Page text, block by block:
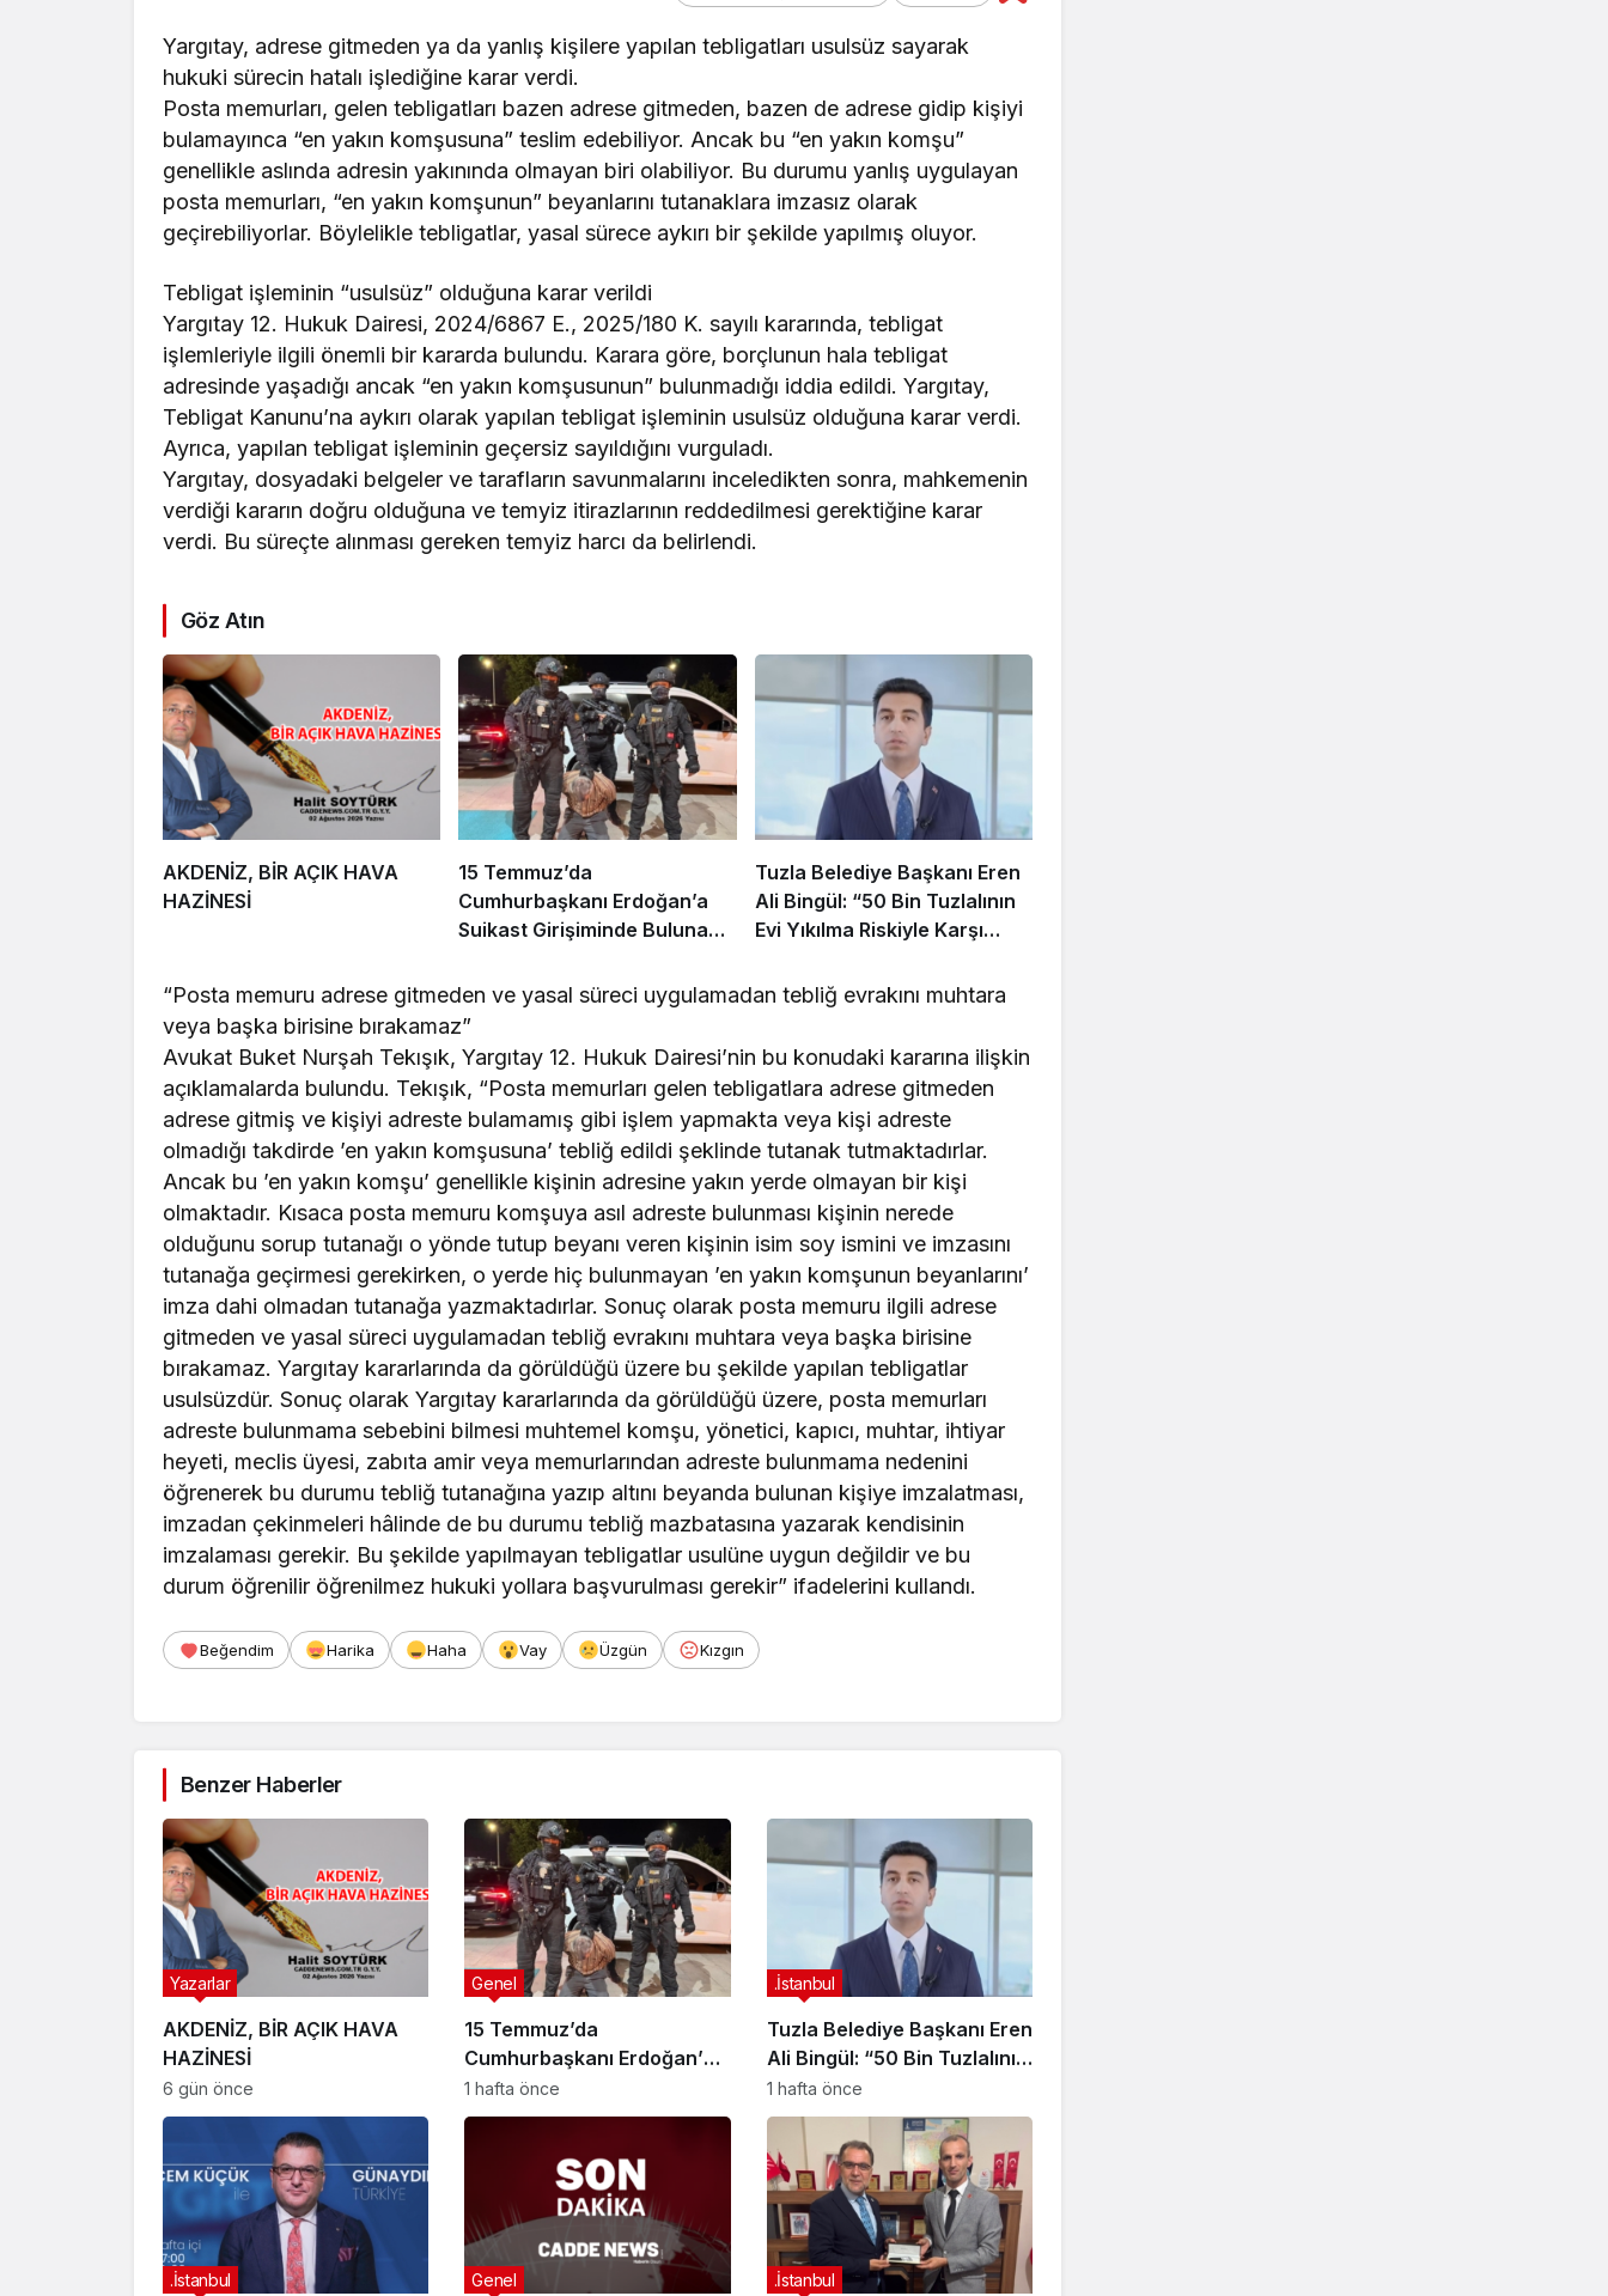
Yargıtay, adrese gitmeden ya da yanlış kişilere yapılan tebligatları usulsüz sayarak
hukuki sürecin hatalı işlediğine karar verdi.
Posta memurları, gelen tebligatları bazen adrese gitmeden, bazen de adrese gidip kişiyi
bulamayınca “en yakın komşusuna” teslim edebiliyor. Ancak bu “en yakın komşu”
genellikle aslında adresin yakınında olmayan biri olabiliyor. Bu durumu yanlış uygulayan
posta memurları, “en yakın komşunun” beyanlarını tutanaklara imzasız olarak
geçirebiliyorlar. Böylelikle tebligatlar, yasal sürece aykırı bir şekilde yapılmış oluyor.
Tebligat işleminin “usulsüz” olduğuna karar verildi
Yargıtay 12. Hukuk Dairesi, 2024/6867 E., 2025/180 K. sayılı kararında, tebligat
işlemleriyle ilgili önemli bir kararda bulundu. Karara göre, borçlunun hala tebligat
adresinde yaşadığı ancak “en yakın komşusunun” bulunmadığı iddia edildi. Yargıtay,
Tebligat Kanunu’na aykırı olarak yapılan tebligat işleminin usulsüz olduğuna karar verdi.
Ayrıca, yapılan tebligat işleminin geçersiz sayıldığını vurguladı.
Yargıtay, dosyadaki belgeler ve tarafların savunmalarını inceledikten sonra, mahkemenin
verdiği kararın doğru olduğuna ve temyiz itirazlarının reddedilmesi gerektiğine karar
verdi. Bu süreçte alınması gereken temyiz harcı da belirlendi.
Göz Atın
AKDENİZ, BİR AÇIK HAVA
HAZİNESİ
15 Temmuz’da
Cumhurbaşkanı Erdoğan’a
Suikast Girişiminde Bulunan
Afyonkarahisar’da Yakalandı
Tuzla Belediye Başkanı Eren
Ali Bingül: “50 Bin Tuzlalının
Evi Yıkılma Riskiyle Karşı
“Posta memuru adrese gitmeden ve yasal süreci uygulamadan tebliğ evrakını muhtara
veya başka birisine bırakamaz”
Avukat Buket Nurşah Tekışık, Yargıtay 12. Hukuk Dairesi’nin bu konudaki kararına ilişkin
açıklamalarda bulundu. Tekışık, “Posta memurları gelen tebligatlara adrese gitmeden
adrese gitmiş ve kişiyi adreste bulamamış gibi işlem yapmakta veya kişi adreste
olmadığı takdirde ’en yakın komşusuna’ tebliğ edildi şeklinde tutanak tutmaktadırlar.
Ancak bu ’en yakın komşu’ genellikle kişinin adresine yakın yerde olmayan bir kişi
olmaktadır. Kısaca posta memuru komşuya asıl adreste bulunması kişinin nerede
olduğunu sorup tutanağı o yönde tutup beyanı veren kişinin isim soy ismini ve imzasını
tutanağa geçirmesi gerekirken, o yerde hiç bulunmayan ’en yakın komşunun beyanlarını’
imza dahi olmadan tutanağa yazmaktadırlar. Sonuç olarak posta memuru ilgili adrese
gitmeden ve yasal süreci uygulamadan tebliğ evrakını muhtara veya başka birisine
bırakamaz. Yargıtay kararlarında da görüldüğü üzere bu şekilde yapılan tebligatlar
usulsüzdür. Sonuç olarak Yargıtay kararlarında da görüldüğü üzere, posta memurları
adreste bulunmama sebebini bilmesi muhtemel komşu, yönetici, kapıcı, muhtar, ihtiyar
heyeti, meclis üyesi, zabıta amir veya memurlarından adreste bulunmama nedenini
öğrenerek bu durumu tebliğ tutanağına yazıp altını beyanda bulunan kişiye imzalatması,
imzadan çekinmeleri hâlinde de bu durumu tebliğ mazbatasına yazarak kendisinin
imzalaması gerekir. Bu şekilde yapılmayan tebligatlar usulüne uygun değildir ve bu
durum öğrenilir öğrenilmez hukuki yollara başvurulması gerekir” ifadelerini kullandı.
Beğendim Harika Haha Vay Üzgün Kızgın
Benzer Haberler
AKDENİZ, BİR AÇIK HAVA
HAZİNESİ
Yazarlar
6 gün önce
15 Temmuz’da
Cumhurbaşkanı Erdoğan’a
Suikast Girişiminde Bulunan
FETÖ Firarisi B.K.
Yakalandı
Genel
1 hafta önce
Tuzla Belediye Başkanı Eren
Ali Bingül: “50 Bin Tuzlalının
Evi Yıkılma Riskiyle Karşı
Karşıya”
.İstanbul
1 hafta önce
.İstanbul Genel .İstanbul